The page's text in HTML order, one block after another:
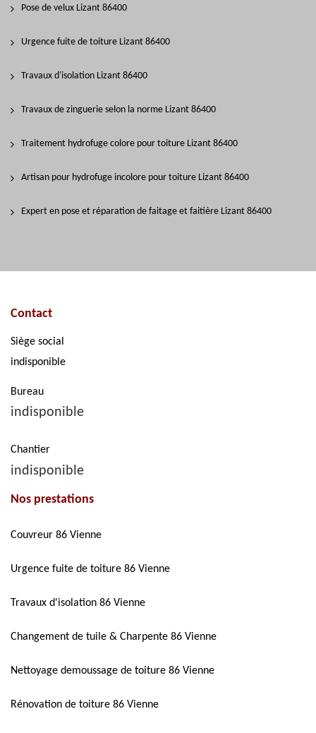
Pose de velux Lizant 86400
Urgence fuite de toiture Lizant 86400
Travaux d'isolation Lizant 86400
Travaux de zinguerie selon la norme Lizant 86400
Traitement hydrofuge colore pour toiture Lizant 86400
Artisan pour hydrofuge incolore pour toiture Lizant 86400
Expert en pose et réparation de faitage et faitière Lizant 86400
Contact
Siège social
indisponible
Bureau
indisponible
Chantier
indisponible
Nos prestations
Couvreur 86 Vienne
Urgence fuite de toiture 86 Vienne
Travaux d'isolation 86 Vienne
Changement de tuile & Charpente 86 Vienne
Nettoyage demoussage de toiture 86 Vienne
Rénovation de toiture 86 Vienne